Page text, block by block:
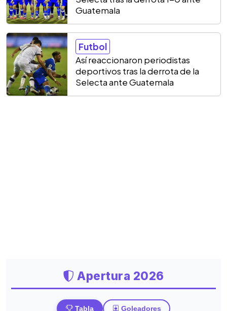
Guatemala
Futbol
Así reaccionaron periodistas
deportivos tras la derrota de la
Selecta ante Guatemala